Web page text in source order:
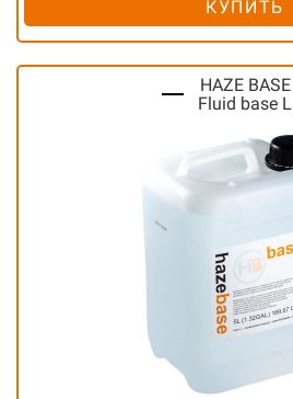
КУПИТЬ
HAZE BASE
Fluid base L